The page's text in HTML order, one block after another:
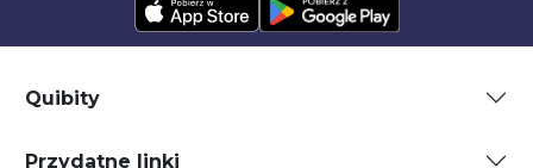
Quibity
Przydatne linki